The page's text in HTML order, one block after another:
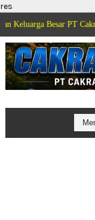
res
Besar PT Cakrawala